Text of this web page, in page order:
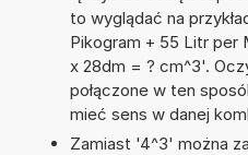
to wyglądać na
Pikogram + 55 Litr per
x 28dm = ? cm^3'.
połączone w ten
mieć sens w danej
Zamiast '4^3' można